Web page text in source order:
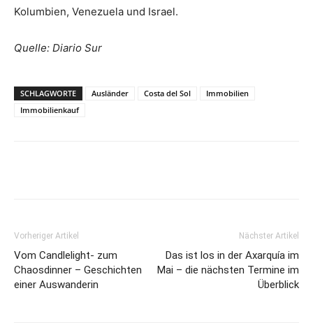
Kolumbien, Venezuela und Israel.
Quelle: Diario Sur
SCHLAGWORTE Ausländer Costa del Sol
Immobilien
Immobilienkauf
Vorheriger Artikel
Vom Candlelight- zum
Chaosdinner – Geschichten
einer Auswanderin
Nächster Artikel
Das ist los in der Axarquía im
Mai – die nächsten Termine im
Überblick